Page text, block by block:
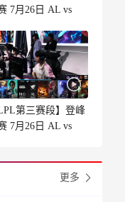
7月26日 AL vs
第三赛段】登峰
7月26日 AL vs
更多